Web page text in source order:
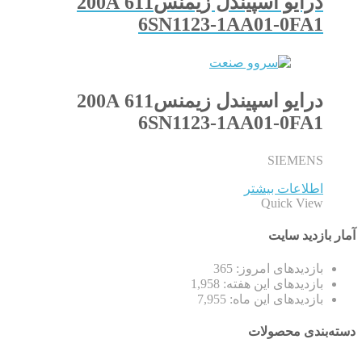
6SN1123-1AA01-0FA1
درایو اسپیندل زیمنس611 200A
6SN1123-1AA01-0FA1
SIEMENS
اطلاعات بیشتر
Quick View
آمار بازدید سایت
بازدیدهای امروز: 365
بازدیدهای این هفته: 1,958
بازدیدهای این ماه: 7,955
دسته‌بندی محصولات